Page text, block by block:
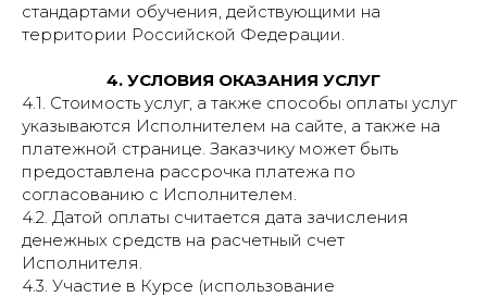
стандартами обучения, действующими на
территории Российской Федерации.
4. УСЛОВИЯ ОКАЗАНИЯ УСЛУГ
4.1. Стоимость услуг, а также способы оплаты услуг
указываются Исполнителем на сайте, а также на
платежной странице. Заказчику может быть
предоставлена рассрочка платежа по
согласованию с Исполнителем.
4.2. Датой оплаты считается дата зачисления
денежных средств на расчетный счет
Исполнителя.
4.3. Участие в Курсе (использование